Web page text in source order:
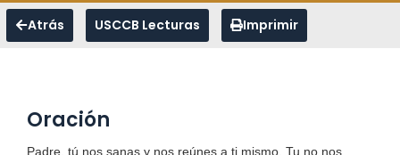
Atrás USCCB Lecturas Imprimir
Oración
Padre, tú nos sanas y nos reúnes a ti mismo. Tu no nos